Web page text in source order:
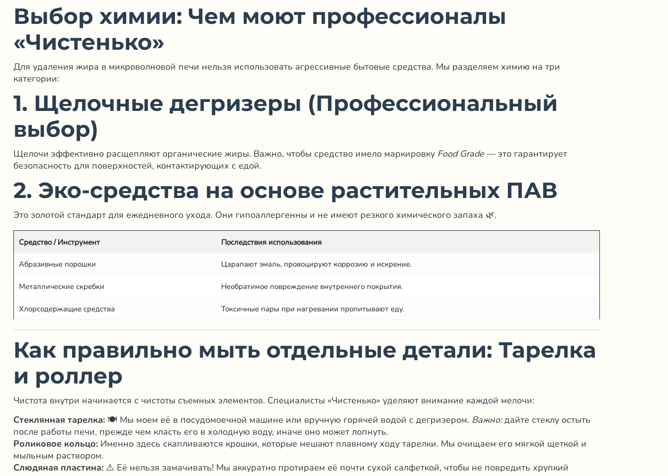
Выбор химии: Чем моют профессионалы
«Чистенько»
Для удаления жира в микроволновой печи нельзя использовать агрессивные бытовые средства. Мы разделяем химию на три
категории:
1. Щелочные дегризеры (Профессиональный
выбор)
Щелочи эффективно расщепляют органические жиры. Важно, чтобы средство имело маркировку Food Grade— это гарантирует
безопасность для поверхностей, контактирующих с едой.
2. Эко-средства на основе растительных ПАВ
Это золотой стандарт для ежедневного ухода. Они гипоаллергенны и не имеют резкого химического запаха 🌿.
Средство / Инструмент Последствия использования
Абразивные порошки Царапают эмаль, провоцируют коррозию и искрение.
Металлические скребки Необратимое повреждение внутреннего покрытия.
Хлорсодержащие средства Токсичные пары при нагревании пропитывают еду.
Как правильно мыть отдельные детали: Тарелка
и роллер
Чистота внутри начинается с чистоты съемных элементов. Специалисты «Чистенько» уделяют внимание каждой мелочи:
Стеклянная тарелка: 🍽️ Мы моем её в посудомоечной машине или вручную горячей водой с дегризером. Важно:дайте стеклу остыть
после работы печи, прежде чем класть его в холодную воду, иначе оно может лопнуть.
Роликовое кольцо: Именно здесь скапливаются крошки, которые мешают плавному ходу тарелки. Мы очищаем его мягкой щеткой и
мыльным раствором.
Слюдяная пластина: ⚠️ Её нельзя замачивать! Мы аккуратно протираем её почти сухой салфеткой, чтобы не повредить хрупкий